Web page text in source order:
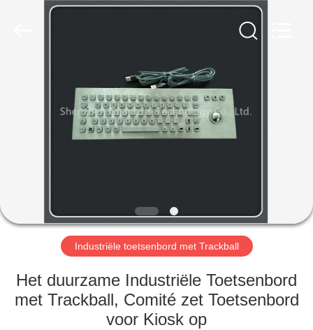
HUIS
PRODUCTEN
ONGEVEER
FABRIEKSREIS
KWALITEITSCONTROLE
CONTACTEER
Industriële toetsenbord met Trackball
Het duurzame Industriële Toetsenbord
met Trackball, Comité zet Toetsenbord
voor Kiosk op